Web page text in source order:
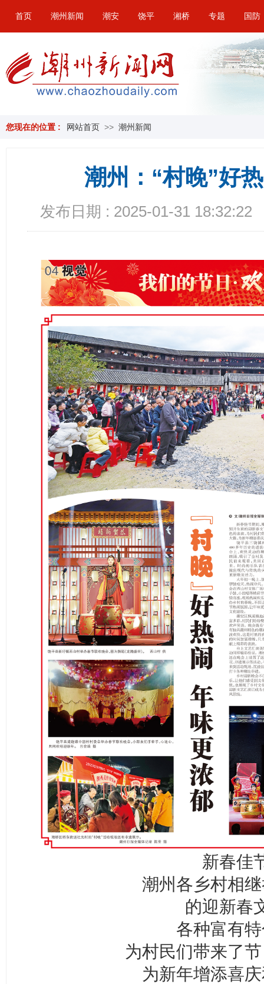
首页 潮州新闻 潮安 饶平 湘桥 专题 国防
您现在的位置 : 网站首页 >> 潮州新闻
潮州：“村晚”好
发布日期 : 2025-01-31 18:32:22
新春佳
潮州各乡村相
的迎新春
各种富有
为村民们带来了
为新年增添喜